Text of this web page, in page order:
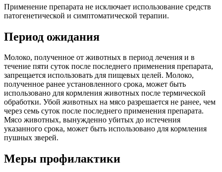
Применение препарата не исключает использование средств
патогенетической и симптоматической терапии.
Период ожидания
Молоко, полученное от животных в период лечения и в
течение пяти суток после последнего применения препарата,
запрещается использовать для пищевых целей. Молоко,
полученное ранее установленного срока, может быть
использовано для кормления животных после термической
обработки. Убой животных на мясо разрешается не ранее, чем
через семь суток после последнего применения препарата.
Мясо животных, вынужденно убитых до истечения
указанного срока, может быть использовано для кормления
пушных зверей.
Меры профилактики